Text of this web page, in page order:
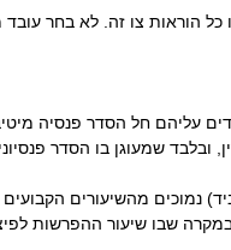
הוראות צו זה. לא בחר
עליהם חל הסדר פנסיה
ובלבד שמעוגן בו הסדר
שבו שיעור ההפרשות